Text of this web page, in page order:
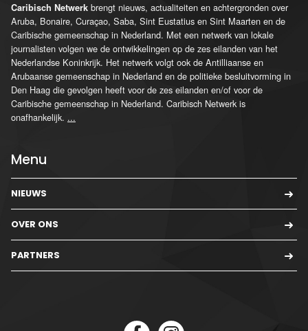
Caribisch Netwerk brengt nieuws, actualiteiten en achtergronden over
Aruba, Bonaire, Curaçao, Saba, Sint Eustatius en Sint Maarten en de
Caribische gemeenschap in Nederland. Met een netwerk van lokale
journalisten volgen we de ontwikkelingen op de zes eilanden van het
Nederlandse Koninkrijk. Het netwerk volgt ook de Antilliaanse en
Arubaanse gemeenschap in Nederland en de politieke besluitvorming in
Den Haag die gevolgen heeft voor de zes eilanden en/of voor de
Caribische gemeenschap in Nederland. Caribisch Netwerk is
onafhankelijk. ...
Menu
NIEUWS
OVER ONS
PARTNERS